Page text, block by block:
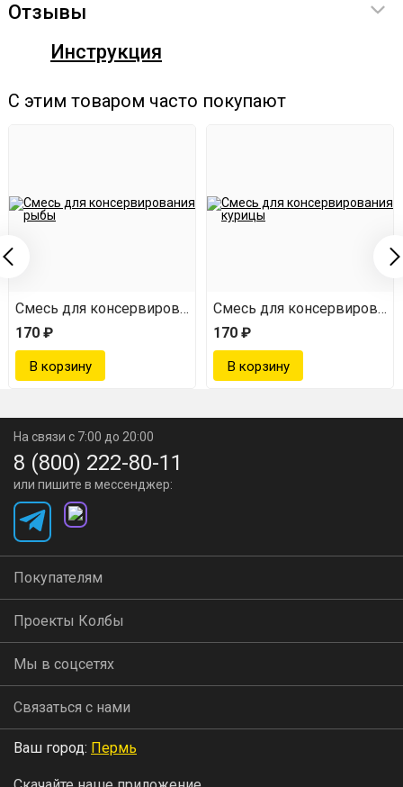
Фиксация крышки за 1 секунду
движений
Автоклав оснащён байонетным соединением:
Никаких рым-болтов и гаек — больше не нужно тратить
время и силы на установку.
давлении. Края крышки плотно входят в пазы с
силиконовым уплотнением, обеспечивая абсолютную
герметичность и исключая риск стравливания.
простым и безопасным.
Умный клапан продувки стравит воздух без вашего
участия
Отзывы
Инструкция
С этим товаром часто покупают
Смесь для консервирования рыбы
170 ₽
Смесь для
170 ₽
На связи с 7:00 до 20:00
8 (800) 222-80-11
или пишите в мессенджер:
Покупателям
Проекты Колбы
Мы в соцсетях
Связаться с нами
Ваш город: Пермь